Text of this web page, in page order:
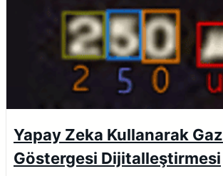
Yapay Zeka Kullanarak Gaz
Göstergesi Dijitalleştirmesi